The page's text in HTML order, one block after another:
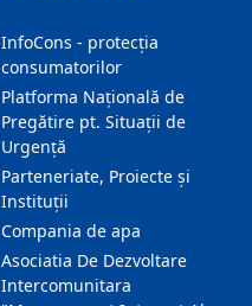
InfoCons - protecția
consumatorilor
Platforma Națională de
Pregătire pt. Situații de
Urgență
Parteneriate, Proiecte și
Instituții
Compania de apa
Asociatia De Dezvoltare
Intercomunitara